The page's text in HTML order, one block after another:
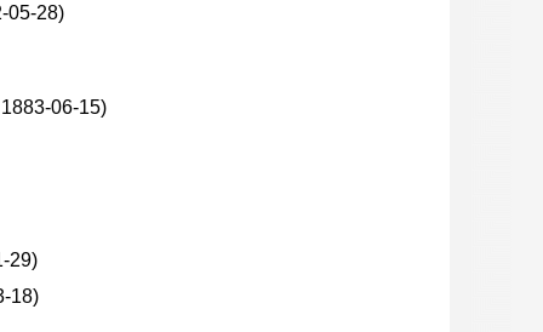
05-28)
06-15)
29)
18)